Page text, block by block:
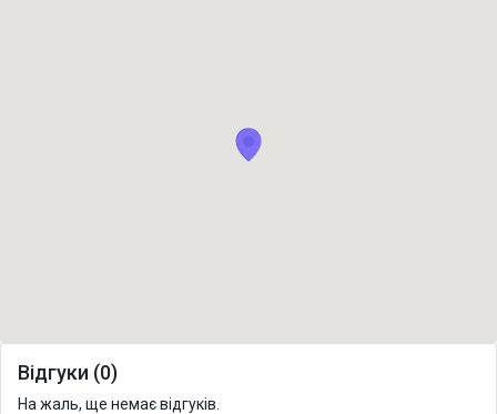
Відгуки (0)
На жаль, ще немає відгуків.